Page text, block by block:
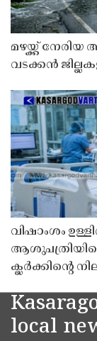
മഴയ്ക്ക്
വടക്കൻ
വിഷാംശം
ക്ലർക്കിൻ്റെ
local